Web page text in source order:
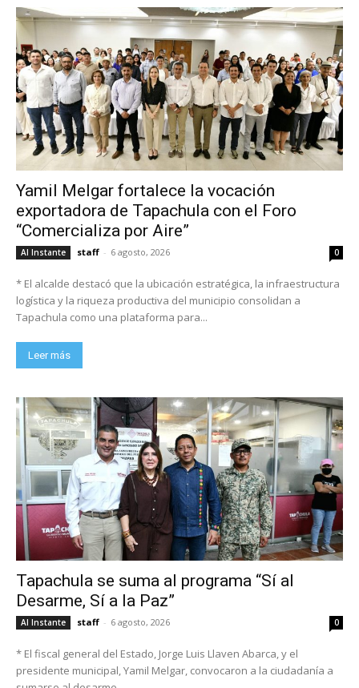
Yamil Melgar fortalece la vocación
exportadora de Tapachula con el Foro
“Comercializa por Aire”
Al Instante staff - 6 agosto, 2026 0
* El alcalde destacó que la ubicación estratégica, la infraestructura
logística y la riqueza productiva del municipio consolidan a
Tapachula como una plataforma para...
Leer más
Tapachula se suma al programa “Sí al
Desarme, Sí a la Paz”
Al Instante staff - 6 agosto, 2026 0
* El fiscal general del Estado, Jorge Luis Llaven Abarca, y el
presidente municipal, Yamil Melgar, convocaron a la ciudadanía a